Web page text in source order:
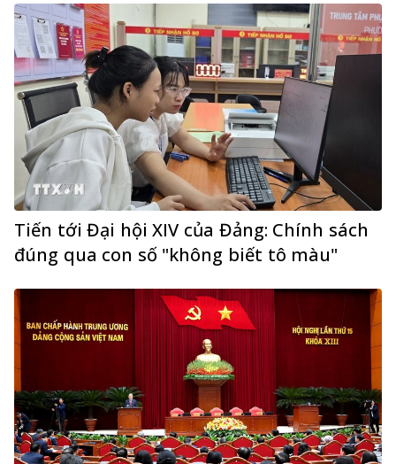
Tiến tới Đại hội XIV của Đảng: Chính sách
đúng qua con số "không biết tô màu"